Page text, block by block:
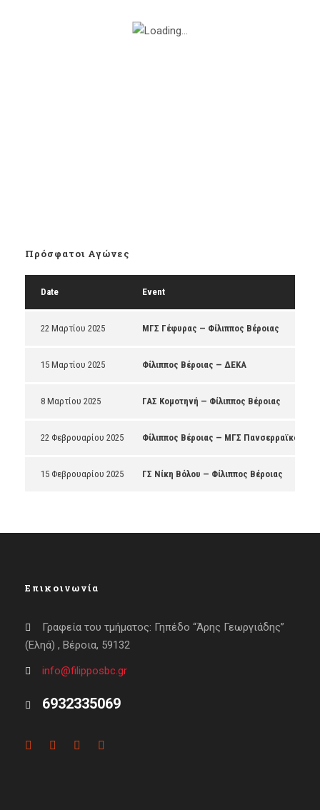
Πρόσφατοι Αγώνες
Date Event
22 Μαρτίου 2025 ΜΓΣ Γέφυρας — Φίλιππος Βέροιας
15 Μαρτίου 2025 Φίλιππος Βέροιας — ΔΕΚΑ
8 Μαρτίου 2025 ΓΑΣ Κομοτηνή — Φίλιππος Βέροιας
22 Φεβρουαρίου 2025 Φίλιππος Βέροιας — ΜΓΣ Πανσερραϊκός
15 Φεβρουαρίου 2025 ΓΣ Νίκη Βόλου — Φίλιππος Βέροιας
Επικοινωνία
Γραφεία του τμήματος: Γηπέδο “Άρης Γεωργιάδης”
(Εληά) , Βέροια, 59132
info@filipposbc.gr
6932335069